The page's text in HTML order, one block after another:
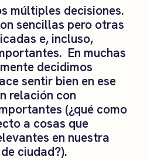
múltiples decisiones.
sencillas pero otras
e, incluso,
En muchas
decidimos
sentir bien en ese
relación con
(¿qué como
a cosas que
en nuestra
ciudad?).